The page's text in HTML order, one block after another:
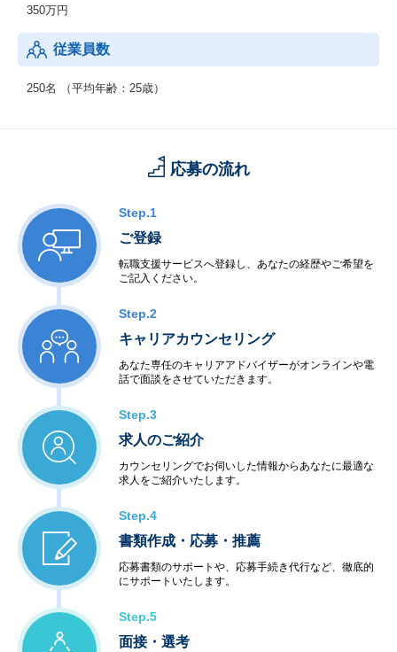
350万円
従業員数
250名 （平均年齢：25歳）
応募の流れ
Step.1
ご登録
転職支援サービスへ登録し、あなたの経歴やご希望を
ご記入ください。
Step.2
キャリアカウンセリング
あなた専任のキャリアアドバイザーがオンラインや電
話で面談をさせていただきます。
Step.3
求人のご紹介
カウンセリングでお伺いした情報からあなたに最適な
求人をご紹介いたします。
Step.4
書類作成・応募・推薦
応募書類のサポートや、応募手続き代行など、徹底的
にサポートいたします。
Step.5
面接・選考